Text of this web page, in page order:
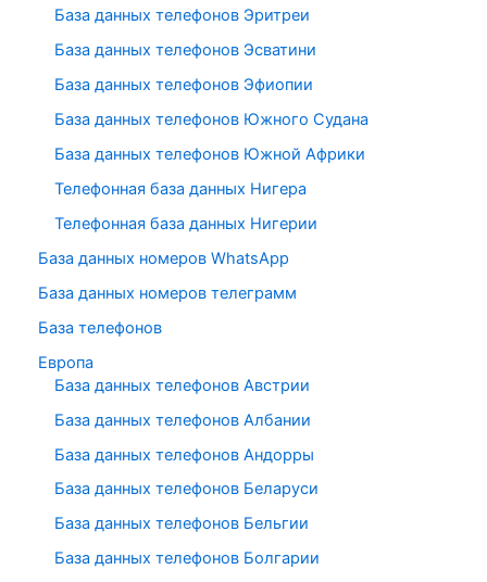
База данных телефонов Эритреи
База данных телефонов Эсватини
База данных телефонов Эфиопии
База данных телефонов Южного Судана
База данных телефонов Южной Африки
Телефонная база данных Нигера
Телефонная база данных Нигерии
База данных номеров WhatsApp
База данных номеров телеграмм
База телефонов
Европа
База данных телефонов Австрии
База данных телефонов Албании
База данных телефонов Андорры
База данных телефонов Беларуси
База данных телефонов Бельгии
База данных телефонов Болгарии